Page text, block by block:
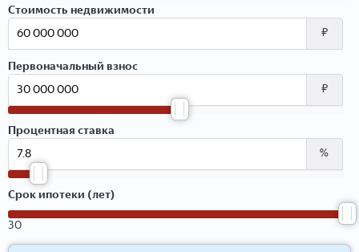
Стоимость недвижимости
₽
Первоначальный взнос
₽
Процентная ставка
%
Срок ипотеки (лет)
30